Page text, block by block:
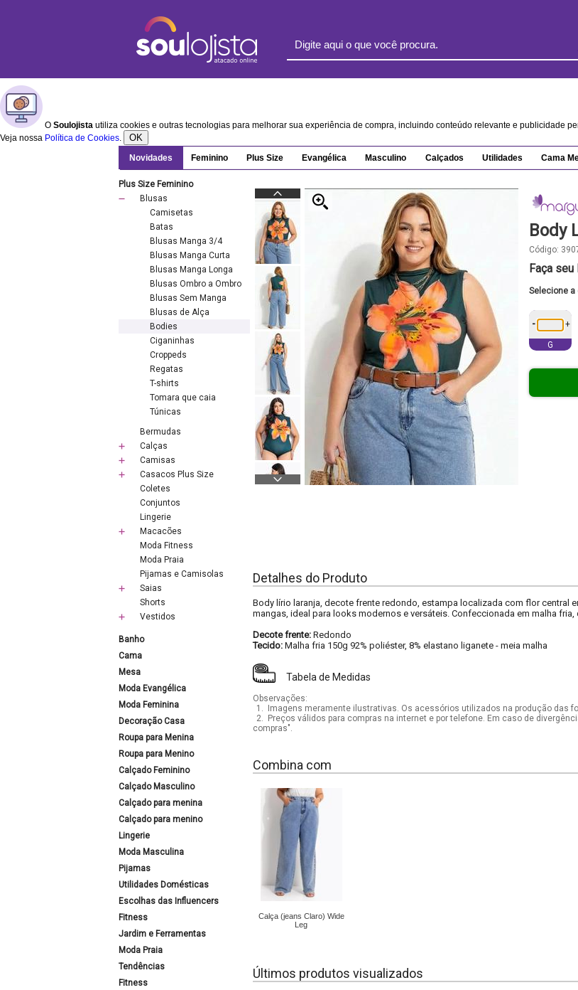
O Soulojista utiliza cookies e outras tecnologias para melhorar sua experiência de compra, incluindo conteúdo relevante e publicidade
Veja nossa Política de Cookies. OK
Novidades Feminino Plus Size Evangélica Masculino Calçados Utilidades Cama
Plus Size Feminino
Blusas
Camisetas
Batas
Blusas Manga 3/4
Blusas Manga Curta
Blusas Manga Longa
Blusas Ombro a Ombro
Blusas Sem Manga
Blusas de Alça
Bodies
Ciganinhas
Croppeds
Regatas
T-shirts
Tomara que caia
Túnicas
Bermudas
Calças
Camisas
Casacos Plus Size
Coletes
Conjuntos
Lingerie
Macacões
Moda Fitness
Moda Praia
Pijamas e Camisolas
Saias
Shorts
Vestidos
Banho
Cama
Mesa
Moda Evangélica
Moda Feminina
Decoração Casa
Roupa para Menina
Roupa para Menino
Calçado Feminino
Calçado Masculino
Calçado para menina
Calçado para menino
Lingerie
Moda Masculina
Pijamas
Utilidades Domésticas
Escolhas das Influencers
Fitness
Jardim e Ferramentas
Moda Praia
Tendências
Fitness
Body
Código:
Faça
Selecione a
- +
G
Detalhes do Produto
Body lírio laranja, decote frente redondo, estampa localizada com flor central
mangas, ideal para looks modernos e versáteis. Confeccionada em malha
Decote frente: Redondo
Tecido: Malha fria 150g 92% poliéster, 8% elastano liganete - meia malha
Tabela de Medidas
Observações:
1.
Imagens meramente ilustrativas. Os acessórios utilizados na produção das
2.
Preços válidos para compras na internet e por telefone. Em caso de
compras".
Combina com
Calça (jeans Claro) Wide
Leg
Últimos produtos visualizados